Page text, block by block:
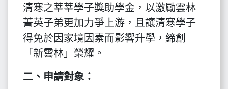
清寒之莘莘學子獎助學金，以激勵雲林
菁英子弟更加力爭上游，且讓清寒學子
得免於因家境因素而影響升學，締創
「新雲林」榮耀。
二、申請對象：